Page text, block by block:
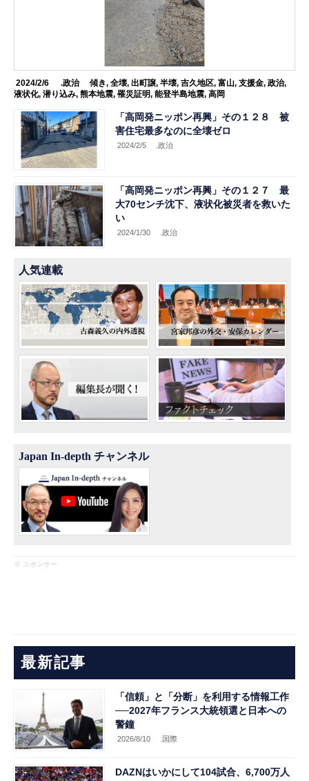
2024/2/6 .政治 傾き, 全壊, 出町譲, 半壊, 吉久地区, 富山, 支援金, 政治,
液状化,潜り込み,熊本地震,罹災証明,能登半島地震,高岡
「高岡発ニッポン再興」その１２８ 被
害住宅最多なのに全壊ゼロ
2024/2/5 .政治
「高岡発ニッポン再興」その１２７ 最
大70センチ沈下、液状化被災者を救いた
い
2024/1/30 .政治
人気連載
Japan In-depth チャンネル
※ スポンサー
最新記事
「信頼」と「分断」を利用する情報工作
──2027年フランス大統領選と日本への
警鐘
2026/8/10 .国際
DAZNはいかにして104試合、6,700万人